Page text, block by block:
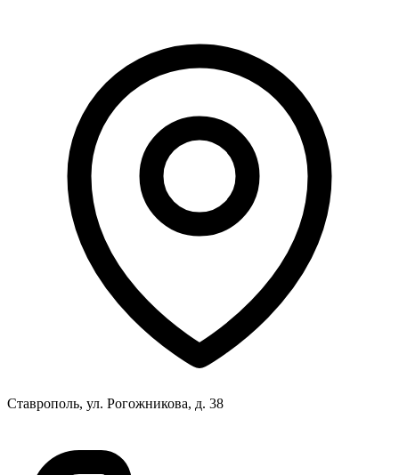
Ставрополь, ул. Рогожникова, д. 38